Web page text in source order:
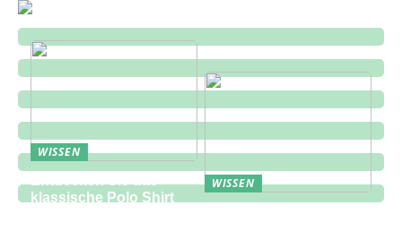
WISSEN
klassische Polo Shirt
WISSEN